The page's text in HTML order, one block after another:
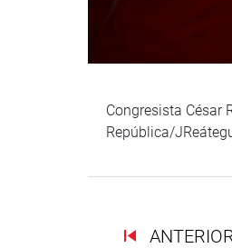
Congresista César
República/